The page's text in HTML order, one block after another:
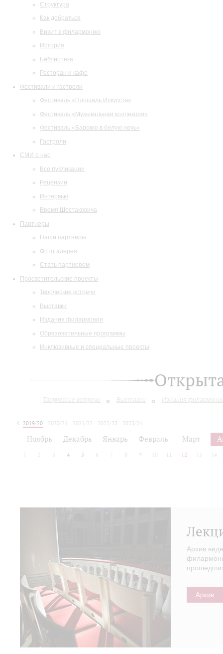
Структура
Как добраться
Визит в филармонию
История
Библиотека
Ресторан и кафе
Фестивали и гастроли
Фестиваль «Площадь Искусств»
Фестиваль «Музыкальная коллекция»
Фестиваль «Барокко в белую ночь»
Гастроли
СМИ о нас
Все публикации
Рецензии
Интервью
Время Шостаковича
Партнеры
Наши партнеры
Фотогалерея
Стать партнером
Просветительские проекты
Творческие встречи
Выставки
Издания филармонии
Образовательные программы
Инклюзивные и специальные проекты
Творческие встречи Выставки Издания
2019/20 2020/21 2021/22 2022/23
2023/24
Ноябрь Декабрь Январь Февраль Март
2 3 4 5 6 7 8 9 10 11 12 13 14
Архив
Архив